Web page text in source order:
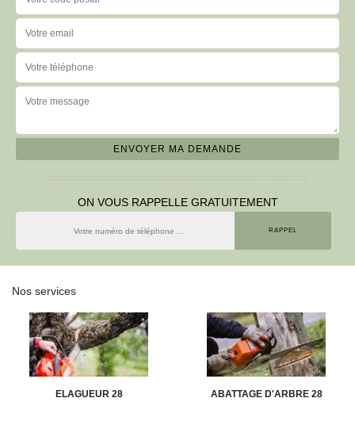
ON VOUS RAPPELLE GRATUITEMENT
Nos services
ELAGUEUR 28 ABATTAGE D'ARBRE 28